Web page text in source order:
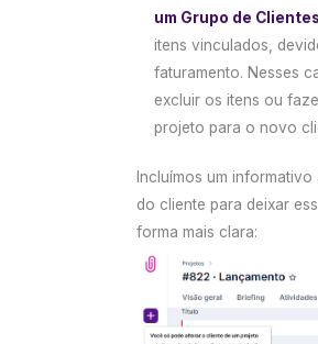
um Grupo de Clientes
itens vinculados,
faturamento. Nesses
excluir os itens ou
projeto para o novo
Incluímos um
do cliente para deixar
forma mais clara: